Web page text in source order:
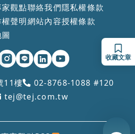
收藏文章
觀點聯絡我們隱私權條款
聲明網站內容授權條款
11樓
02-8768-1088 #120
tej@tej.com.tw